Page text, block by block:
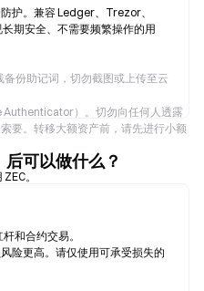
护。兼容 Ledger、Trezor、
期安全、不需要频繁操作的用
份助记词，切勿截图或上传至云
Authenticator）。切勿向任何人透露
要。转移大额资产前，请先进行小额
可以做什么？
。
和合约交易。
险更高。请仅使用可承受损失的